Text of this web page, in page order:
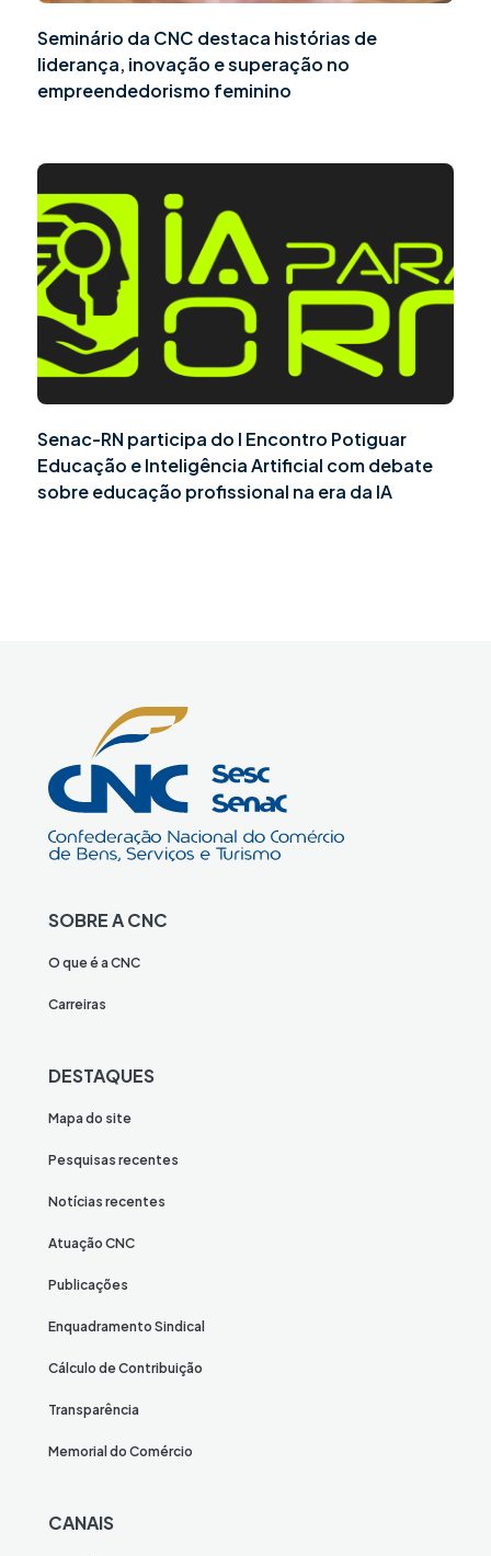
Seminário da CNC destaca histórias de
liderança, inovação e superação no
empreendedorismo feminino
Senac-RN participa do I Encontro Potiguar
Educação e Inteligência Artificial com debate
sobre educação profissional na era da IA
SOBRE A CNC
O que é a CNC
Carreiras
DESTAQUES
Mapa do site
Pesquisas recentes
Notícias recentes
Atuação CNC
Publicações
Enquadramento Sindical
Cálculo de Contribuição
Transparência
Memorial do Comércio
CANAIS